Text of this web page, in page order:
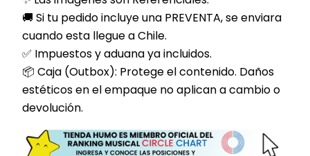
🚚 Si tu pedido incluye una PREVENTA, se enviara
cuando esta llegue a Chile.
✅ Impuestos y aduana ya incluidos.
📦 Caja (Outbox): Protege el contenido. Daños
estéticos en el empaque no aplican a cambio o
devolución.